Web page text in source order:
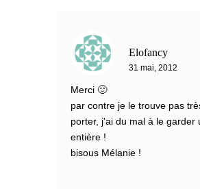
Elofancy
31 mai, 2012
Merci 🙂
par contre je le trouve pas
porter, j'ai du mal à le garder
entière !
bisous Mélanie !